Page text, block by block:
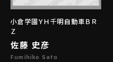
小倉学園ＹＨ千明自動車ＢＲ
Ｚ
佐藤 史彦
Fumihiko Sato